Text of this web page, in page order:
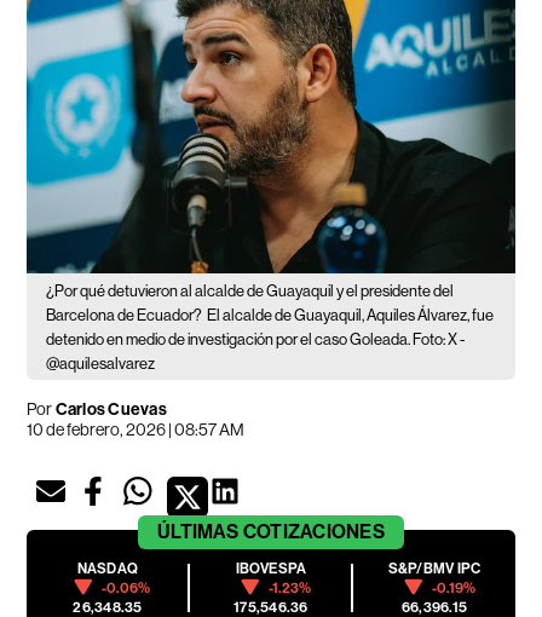
¿Por qué detuvieron al alcalde de Guayaquil y el presidente del
Barcelona de Ecuador? El alcalde de Guayaquil, Aquiles Álvarez, fue
detenido en medio de investigación por el caso Goleada. Foto: X -
@aquilesalvarez
PorCarlos Cuevas
10 de febrero, 2026 | 08:57 AM
ÚLTIMAS COTIZACIONES
NASDAQ
-0.06%
26,348.35
IBOVESPA
-1.23%
175,546.36
S&P/BMV IPC
-0.19%
66,396.15